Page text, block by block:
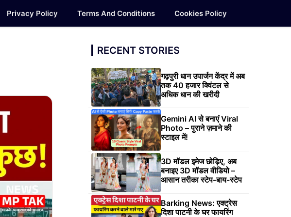
Privacy Policy Terms And Conditions Cookies Policy
RECENT STORIES
गढ़पुरी धान उपार्जन केंद्र में अब
तक 40 हजार क्विंटल से
अधिक धान की खरीदी
Gemini AI से बनाएं Viral
Photo – पुराने ज़माने की
स्टाइल में!
3D मॉडल इमेज छोड़िए, अब
बनाइए 3D मॉडल वीडियो –
आसान तरीका स्टेप-बाय-स्टेप
Barking News: एक्ट्रेस
दिशा पाटनी के घर फायरिंग